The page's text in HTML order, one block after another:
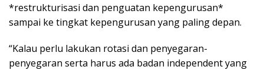
*restrukturisasi dan penguatan kepengurusan*
sampai ke tingkat kepengurusan yang paling depan.
“Kalau perlu lakukan rotasi dan penyegaran-
penyegaran serta harus ada badan independent yang